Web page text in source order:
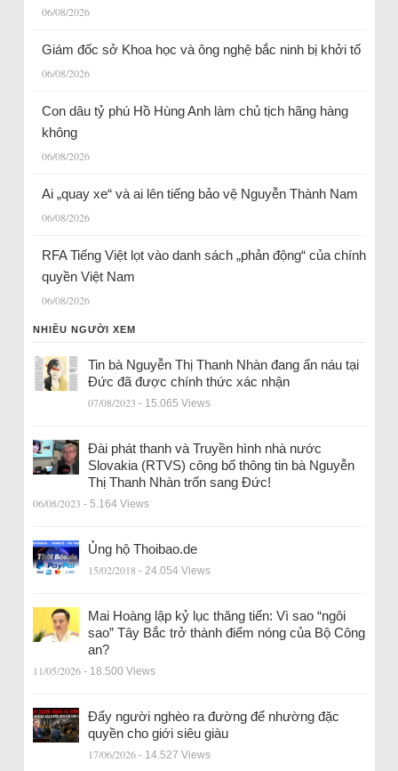
06/08/2026
Giám đốc sở Khoa học và ông nghệ bắc ninh bị khởi tố
06/08/2026
Con dâu tỷ phú Hồ Hùng Anh làm chủ tịch hãng hàng
không
06/08/2026
Ai „quay xe“ và ai lên tiếng bảo vệ Nguyễn Thành Nam
06/08/2026
RFA Tiếng Việt lọt vào danh sách „phản động“ của chính
quyền Việt Nam
06/08/2026
NHIỀU NGƯỜI XEM
Tin bà Nguyễn Thị Thanh Nhàn đang ẩn náu tại
Đức đã được chính thức xác nhận
07/08/2023 - 15.065 Views
Đài phát thanh và Truyền hình nhà nước
Slovakia (RTVS) công bố thông tin bà Nguyễn
Thị Thanh Nhàn trốn sang Đức!
06/08/2023 - 5.164 Views
Ủng hộ Thoibao.de
15/02/2018 - 24.054 Views
Mai Hoàng lập kỷ lục thăng tiến: Vì sao “ngôi
sao” Tây Bắc trở thành điểm nóng của Bộ Công
an?
11/05/2026 - 18.500 Views
Đẩy người nghèo ra đường để nhường đặc
quyền cho giới siêu giàu
17/06/2026 - 14.527 Views